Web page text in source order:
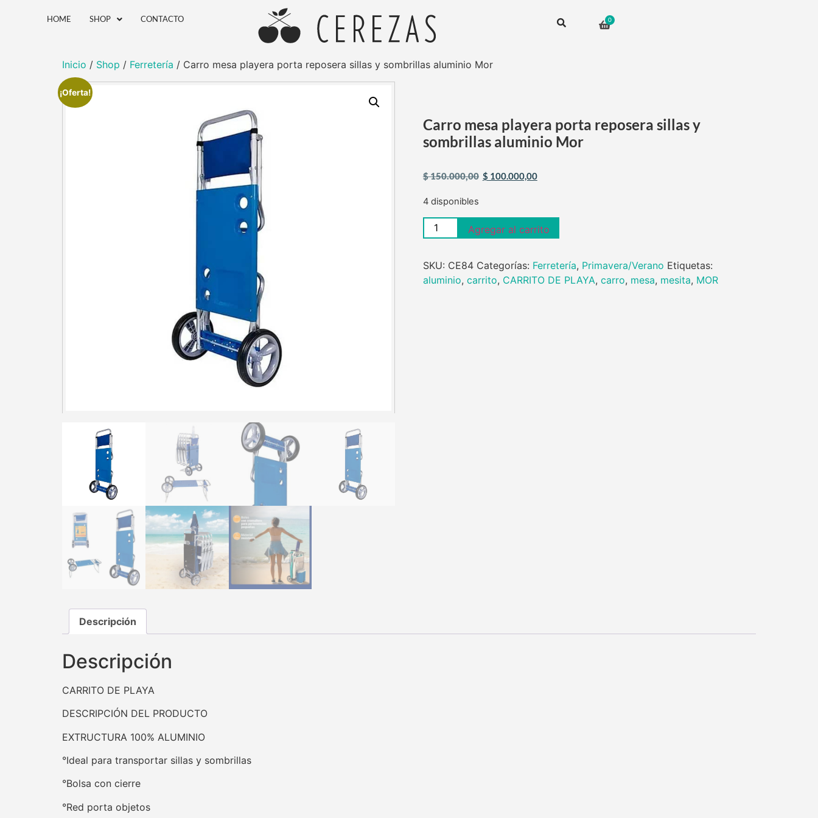
HOME SHOP CONTACTO
Inicio / Shop / Ferretería / Carro mesa playera porta reposera sillas y sombrillas aluminio Mor
¡Oferta!
Carro mesa playera porta reposera sillas y
sombrillas aluminio Mor
$150.000,00 $ 100.000,00
4 disponibles
Agregar al carrito
SKU: CE84 Categorías: Ferretería, Primavera/Verano Etiquetas:
aluminio, carrito, CARRITO DE PLAYA, carro, mesa, mesita, MOR
Descripción
Descripción
CARRITO DE PLAYA
DESCRIPCIÓN DEL PRODUCTO
EXTRUCTURA 100% ALUMINIO
°Ideal para transportar sillas y sombrillas
°Bolsa con cierre
°Red porta objetos